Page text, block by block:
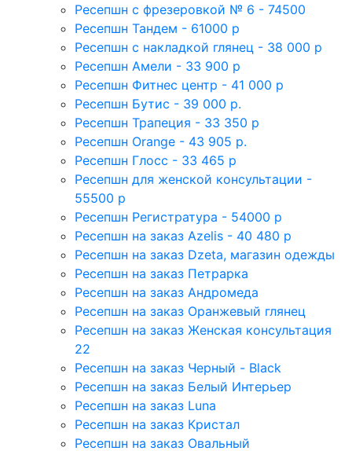
Ресепшн с фрезеровкой № 6 - 74500
Ресепшн Тандем - 61000 р
Ресепшн с накладкой глянец - 38 000 р
Ресепшн Амели - 33 900 р
Ресепшн Фитнес центр - 41 000 р
Ресепшн Бутис - 39 000 р.
Ресепшн Трапеция - 33 350 р
Ресепшн Orange - 43 905 р.
Ресепшн Глосс - 33 465 р
Ресепшн для женской консультации -
55500 р
Ресепшн Регистратура - 54000 р
Ресепшн на заказ Azelis - 40 480 р
Ресепшн на заказ Dzeta, магазин одежды
Ресепшн на заказ Петрарка
Ресепшн на заказ Андромеда
Ресепшн на заказ Оранжевый глянец
Ресепшн на заказ Женская консультация
22
Ресепшн на заказ Черный - Black
Ресепшн на заказ Белый Интерьер
Ресепшн на заказ Luna
Ресепшн на заказ Кристал
Ресепшн на заказ Овальный